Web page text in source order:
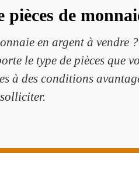
de
en argent à
le type de pièces que
à des conditions